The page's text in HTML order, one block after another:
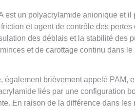
est un polyacrylamide anionique et il
et agent de contrôle des
des déblais et la stabilité des
et de carottage continu dans
également brièvement appelé PAM,
liés par une configuration
En raison de la différence dans